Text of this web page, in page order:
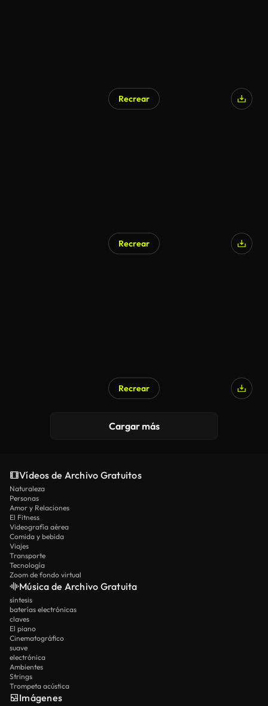
Recrear
Recrear
Recrear
Cargar más
Vídeos de Archivo Gratuitos
Naturaleza
Personas
Amor y Relaciones
El Fitness
Videografía aérea
Comida y bebida
Viajes
Transporte
Tecnología
Zoom de fondo virtual
Música de Archivo Gratuita
síntesis
baterías electrónicas
claves
El piano
Cinematográfico
suave
electrónica
Ambientes
Strings
Trompeta acústica
Imágenes